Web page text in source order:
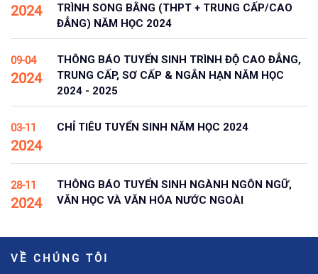
2024
TRÌNH SONG BẰNG (THPT + TRUNG CẤP/CAO
ĐẲNG) NĂM HỌC 2024
09-04
2024
THÔNG BÁO TUYỂN SINH TRÌNH ĐỘ CAO ĐẲNG,
TRUNG CẤP, SƠ CẤP & NGẮN HẠN NĂM HỌC
2024 - 2025
03-11
2024
CHỈ TIÊU TUYỂN SINH NĂM HỌC 2024
28-11
2024
THÔNG BÁO TUYỂN SINH NGÀNH NGÔN NGỮ,
VĂN HỌC VÀ VĂN HÓA NƯỚC NGOÀI
VỀ CHÚNG TÔI